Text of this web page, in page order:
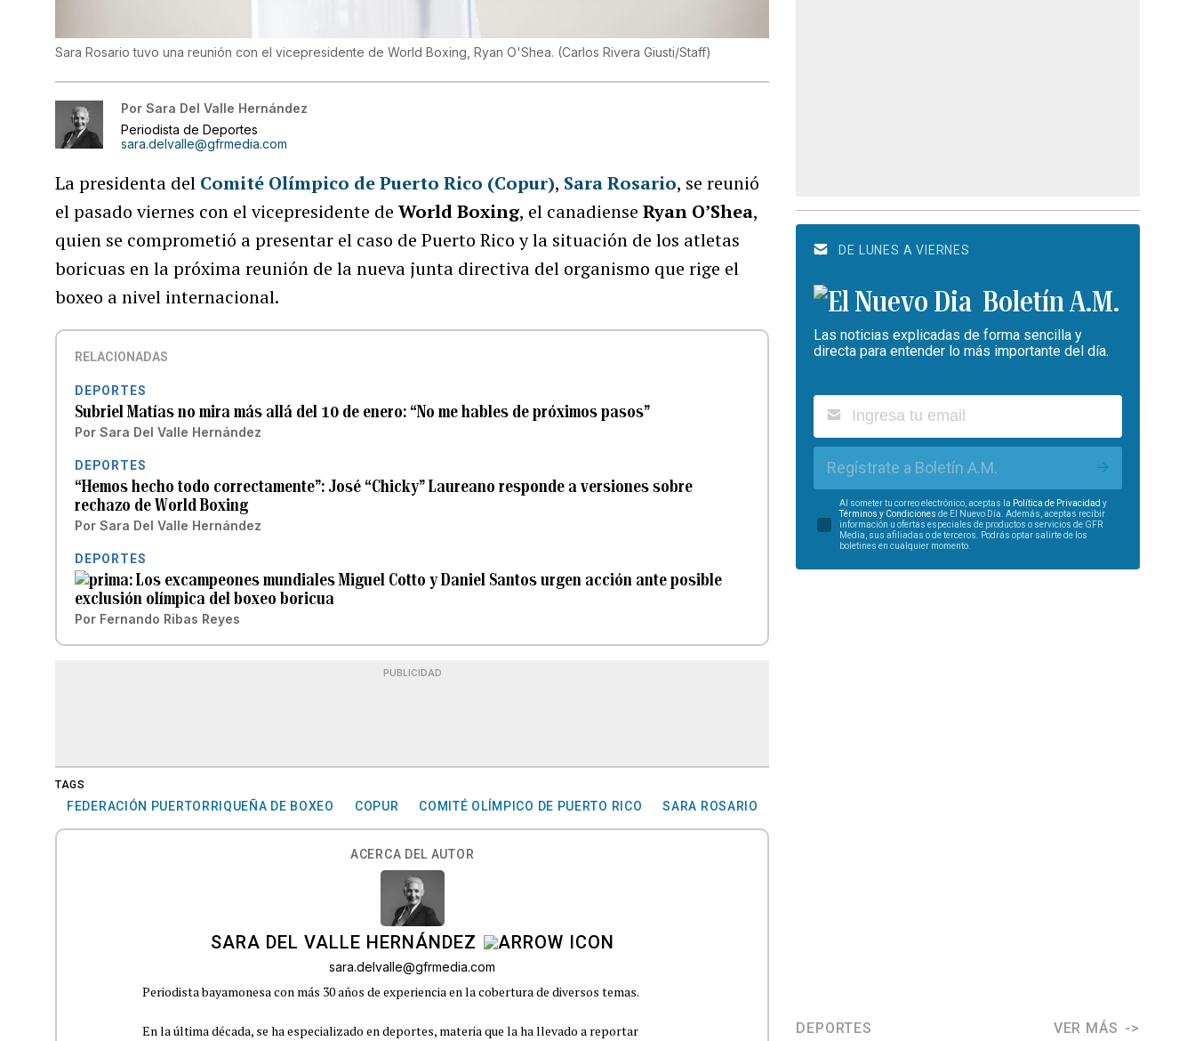
Sara Rosario tuvo una reunión con el vicepresidente de World Boxing, Ryan O'Shea. (Carlos Rivera Giusti/Staff)
Por Sara Del Valle Hernández
Periodista de Deportes
sara.delvalle@gfrmedia.com
La presidenta del Comité Olímpico de Puerto Rico (Copur), Sara Rosario, se reunió
el pasado viernes con el vicepresidente deWorld Boxing, el canadienseRyan O’Shea,
quien se comprometió a presentar el caso de Puerto Rico y la situación de los atletas
boricuas en la próxima reunión de la nueva junta directiva del organismo que rige el
boxeo a nivel internacional.
RELACIONADAS
DEPORTES
Subriel Matías no mira más allá del 10 de enero: “No me hables de próximos pasos”
Por Sara Del Valle Hernández
DEPORTES
“Hemos hecho todo correctamente”: José “Chicky” Laureano responde a versiones sobre
rechazo de World Boxing
Por Sara Del Valle Hernández
DEPORTES
Los excampeones mundiales Miguel Cotto y Daniel Santos urgen acción ante posible
exclusión olímpica del boxeo boricua
Por Fernando Ribas Reyes
PUBLICIDAD
TAGS
FEDERACIÓN PUERTORRIQUEÑA DE BOXEO COPUR COMITÉ OLÍMPICO DE PUERTO RICO SARA ROSARIO
ACERCA DEL AUTOR
SARA DEL VALLE HERNÁNDEZ
sara.delvalle@gfrmedia.com
Periodista bayamonesa con más 30 años de experiencia en la cobertura de diversos temas.
En la última década, se ha especializado en deportes, materia que la ha llevado a reportar
DE LUNES A VIERNES
Boletín A.M.
Las noticias explicadas de forma sencilla y
directa para entender lo más importante del día.
Regístrate a Boletín A.M.
Al someter tu correo electrónico, aceptas la Política de Privacidad y
Términos y Condiciones de El Nuevo Día. Además, aceptas recibir
información u ofertas especiales de productos o servicios de GFR
Media, sus afiliadas o de terceros. Podrás optar salirte de los
boletines en cualquier momento.
DEPORTES VER MÁS